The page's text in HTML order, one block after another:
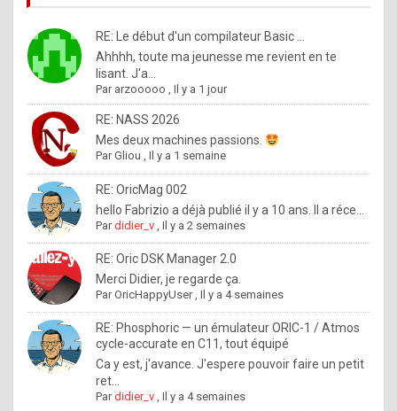
%
m
a
d
b
y
o
l
e
x
.
I
f
y
RE: Le début d'un compilateur Basic ...
Ahhhh, toute ma jeunesse me revient en te
lisant. J'a...
Par arzooooo ,Il y a 1 jour
RE: NASS 2026
Mes deux machines passions.
ParGliou ,Il y a 1 semaine
RE: OricMag 002
hello Fabrizio a déjà publié il y a 10 ans. Il a réce...
Pardidier_v ,Il y a 2 semaines
RE: Oric DSK Manager 2.0
Merci Didier, je regarde ça.
ParOricHappyUser,Il y a 4 semaines
RE: Phosphoric — un émulateur ORIC-1 / Atmos
cycle-accurate en C11, tout équipé
Ca y est, j'avance. J'espere pouvoir faire un petit
ret...
Pardidier_v ,Il y a 4 semaines